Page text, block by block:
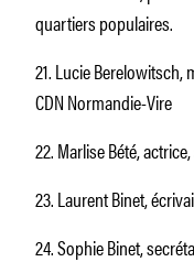
quartiers populaires.
21. Lucie Berelowitsch,
CDN Normandie-Vire
22. Marlise Bété,
23. Laurent Binet,
24. Sophie Binet,